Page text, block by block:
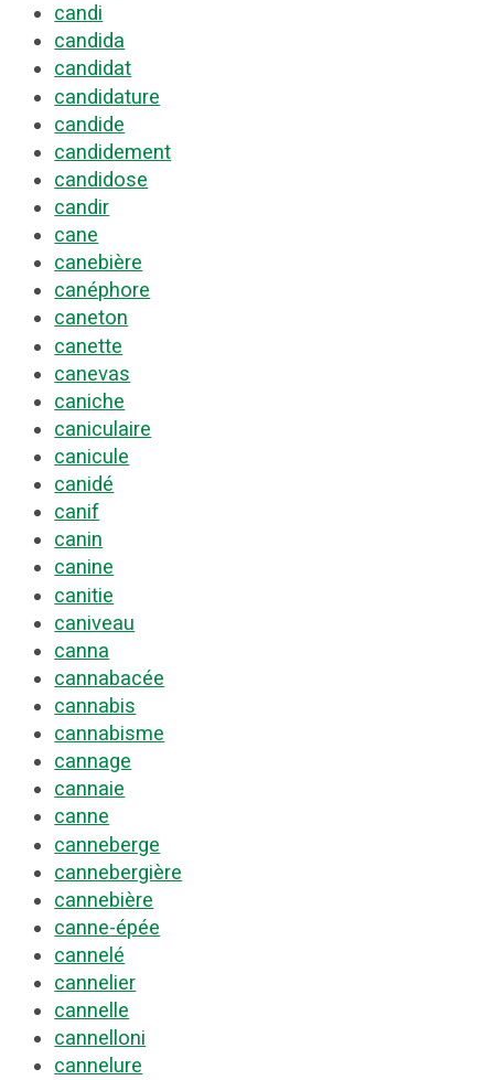
candi
candida
candidat
candidature
candide
candidement
candidose
candir
cane
canebière
canéphore
caneton
canette
canevas
caniche
caniculaire
canicule
canidé
canif
canin
canine
canitie
caniveau
canna
cannabacée
cannabis
cannabisme
cannage
cannaie
canne
canneberge
cannebergière
cannebière
canne-épée
cannelé
cannelier
cannelle
cannelloni
cannelure